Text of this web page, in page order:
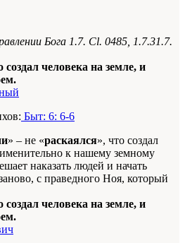
Бога 1.7. Cl. 0485, 1.7.31.7.
человека на земле, и
Быт: 6: 6-6
» – не «раскаялся», что создал
к нашему земному
наказать людей и начать
с праведного Ноя, который
человека на земле, и